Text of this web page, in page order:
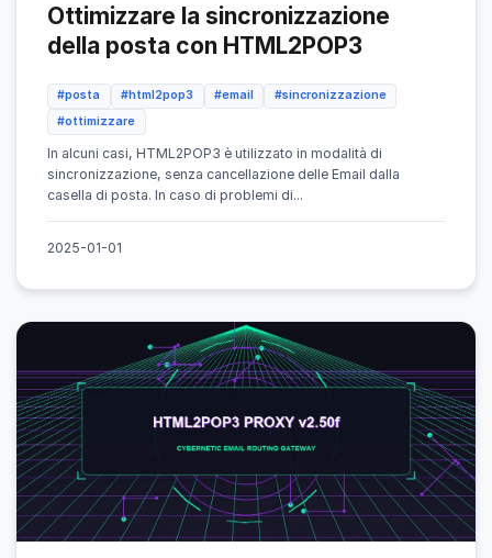
Ottimizzare la sincronizzazione
della posta con HTML2POP3
#posta #html2pop3 #email
#sincronizzazione
#ottimizzare
In alcuni casi, HTML2POP3 è utilizzato in modalità di
sincronizzazione, senza cancellazione delle Email dalla
casella di posta. In caso di problemi di...
2025-01-01